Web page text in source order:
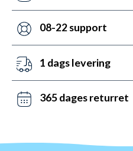
Med +6 år i markedet,
nogen andre med
08-22 support
Vi er sat i verden for
kundeservice åben
1 dags levering
Det kan du opnå ved
dage - også i
365 dages returret
behandles indenfor 24